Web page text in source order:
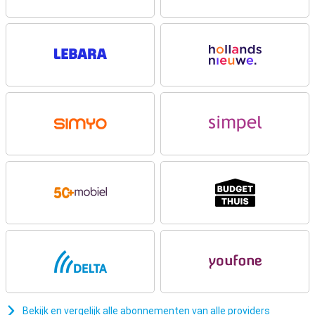
Uitstekende camera
cameraopstelling. Het toestel is hiermee ook geschikt om
ruimtelijke video’s te kunnen maken. De camera zelf maakt, zoals je
omstandigheden. De ultragroothoeklens zorgt voor meer lichtinval
Nieuw knoppensysteem: solid state en de Camera
Een leuke nieuwe functie van de iPhone 16 Plus is het vernieuwde
state-knoppen die haptische feedback geven. Hiermee worden
knoppen bedoeld die het gevoel van een echte drukknop
nabootsen. Dit systeem is energiezuiniger en zorgt ervoor dat de
knoppen zelfs werken als je toestel uitgeschakeld is. Daarnaast
introduceert Apple de nieuwe ‘Camera Control Button', een extra
knop aan de rechterzijde van de iPhone. Met deze knop kun je snel
en eenvoudig foto’s en video's opnemen, waardoor je geen moment
meer hoeft te missen. Ook is er een Action Button aanwezig, die je
Bekijk en vergelijk alle abonnementen van alle providers